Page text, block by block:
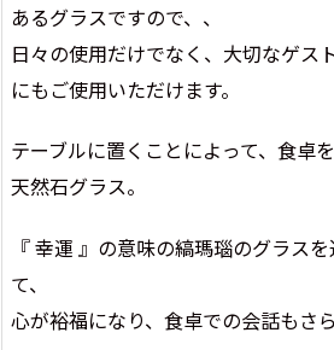
あるグラスですので、、
日々の使用だけでなく、大切なゲス
にもご使用いただけます。
テーブルに置くことによって、食卓
天然石グラス。
『 幸運 』の意味の縞瑪瑙のグラス
て、
心が裕福になり、食卓での会話もさ